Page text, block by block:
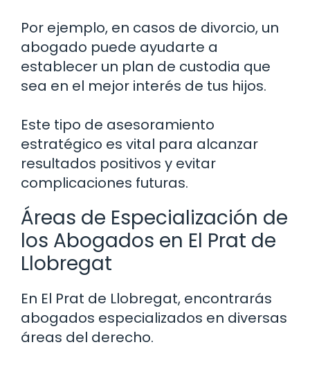
Por ejemplo, en casos de divorcio, un
abogado puede ayudarte a
establecer un plan de custodia que
sea en el mejor interés de tus hijos.
Este tipo de asesoramiento
estratégico es vital para alcanzar
resultados positivos y evitar
complicaciones futuras.
Áreas de Especialización de
los Abogados en El Prat de
Llobregat
En El Prat de Llobregat, encontrarás
abogados especializados en diversas
áreas del derecho.